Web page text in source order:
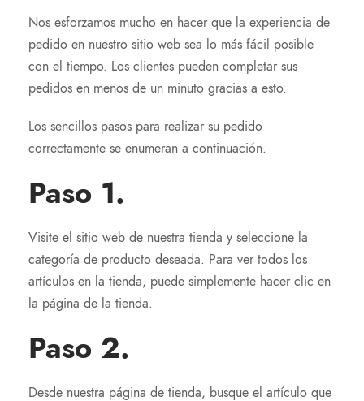
Nos esforzamos mucho en hacer que la experiencia de
pedido en nuestro sitio web sea lo más fácil posible
con el tiempo. Los clientes pueden completar sus
pedidos en menos de un minuto gracias a esto.
Los sencillos pasos para realizar su pedido
correctamente se enumeran a continuación.
Paso 1.
Visite el sitio web de nuestra tienda y seleccione la
categoría de producto deseada. Para ver todos los
artículos en la tienda, puede simplemente hacer clic en
la página de la tienda.
Paso 2.
Desde nuestra página de tienda, busque el artículo que